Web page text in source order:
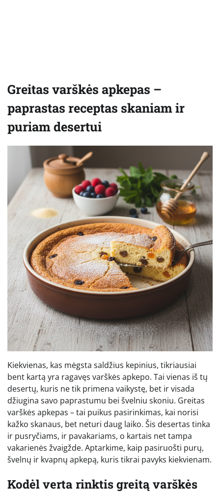
Greitas varškės apkepas –
paprastas receptas skaniam ir
puriam desertui
Kiekvienas, kas mėgsta saldžius kepinius, tikriausiai
bent kartą yra ragavęs varškės apkepo. Tai vienas iš tų
desertų, kuris ne tik primena vaikystę, bet ir visada
džiugina savo paprastumu bei švelniu skoniu. Greitas
varškės apkepas – tai puikus pasirinkimas, kai norisi
kažko skanaus, bet neturi daug laiko. Šis desertas tinka
ir pusryčiams, ir pavakariams, o kartais net tampa
vakarienės žvaigžde. Aptarkime, kaip pasiruošti purų,
švelnų ir kvapnų apkepą, kuris tikrai pavyks kiekvienam.
Kodėl verta rinktis greitą varškės